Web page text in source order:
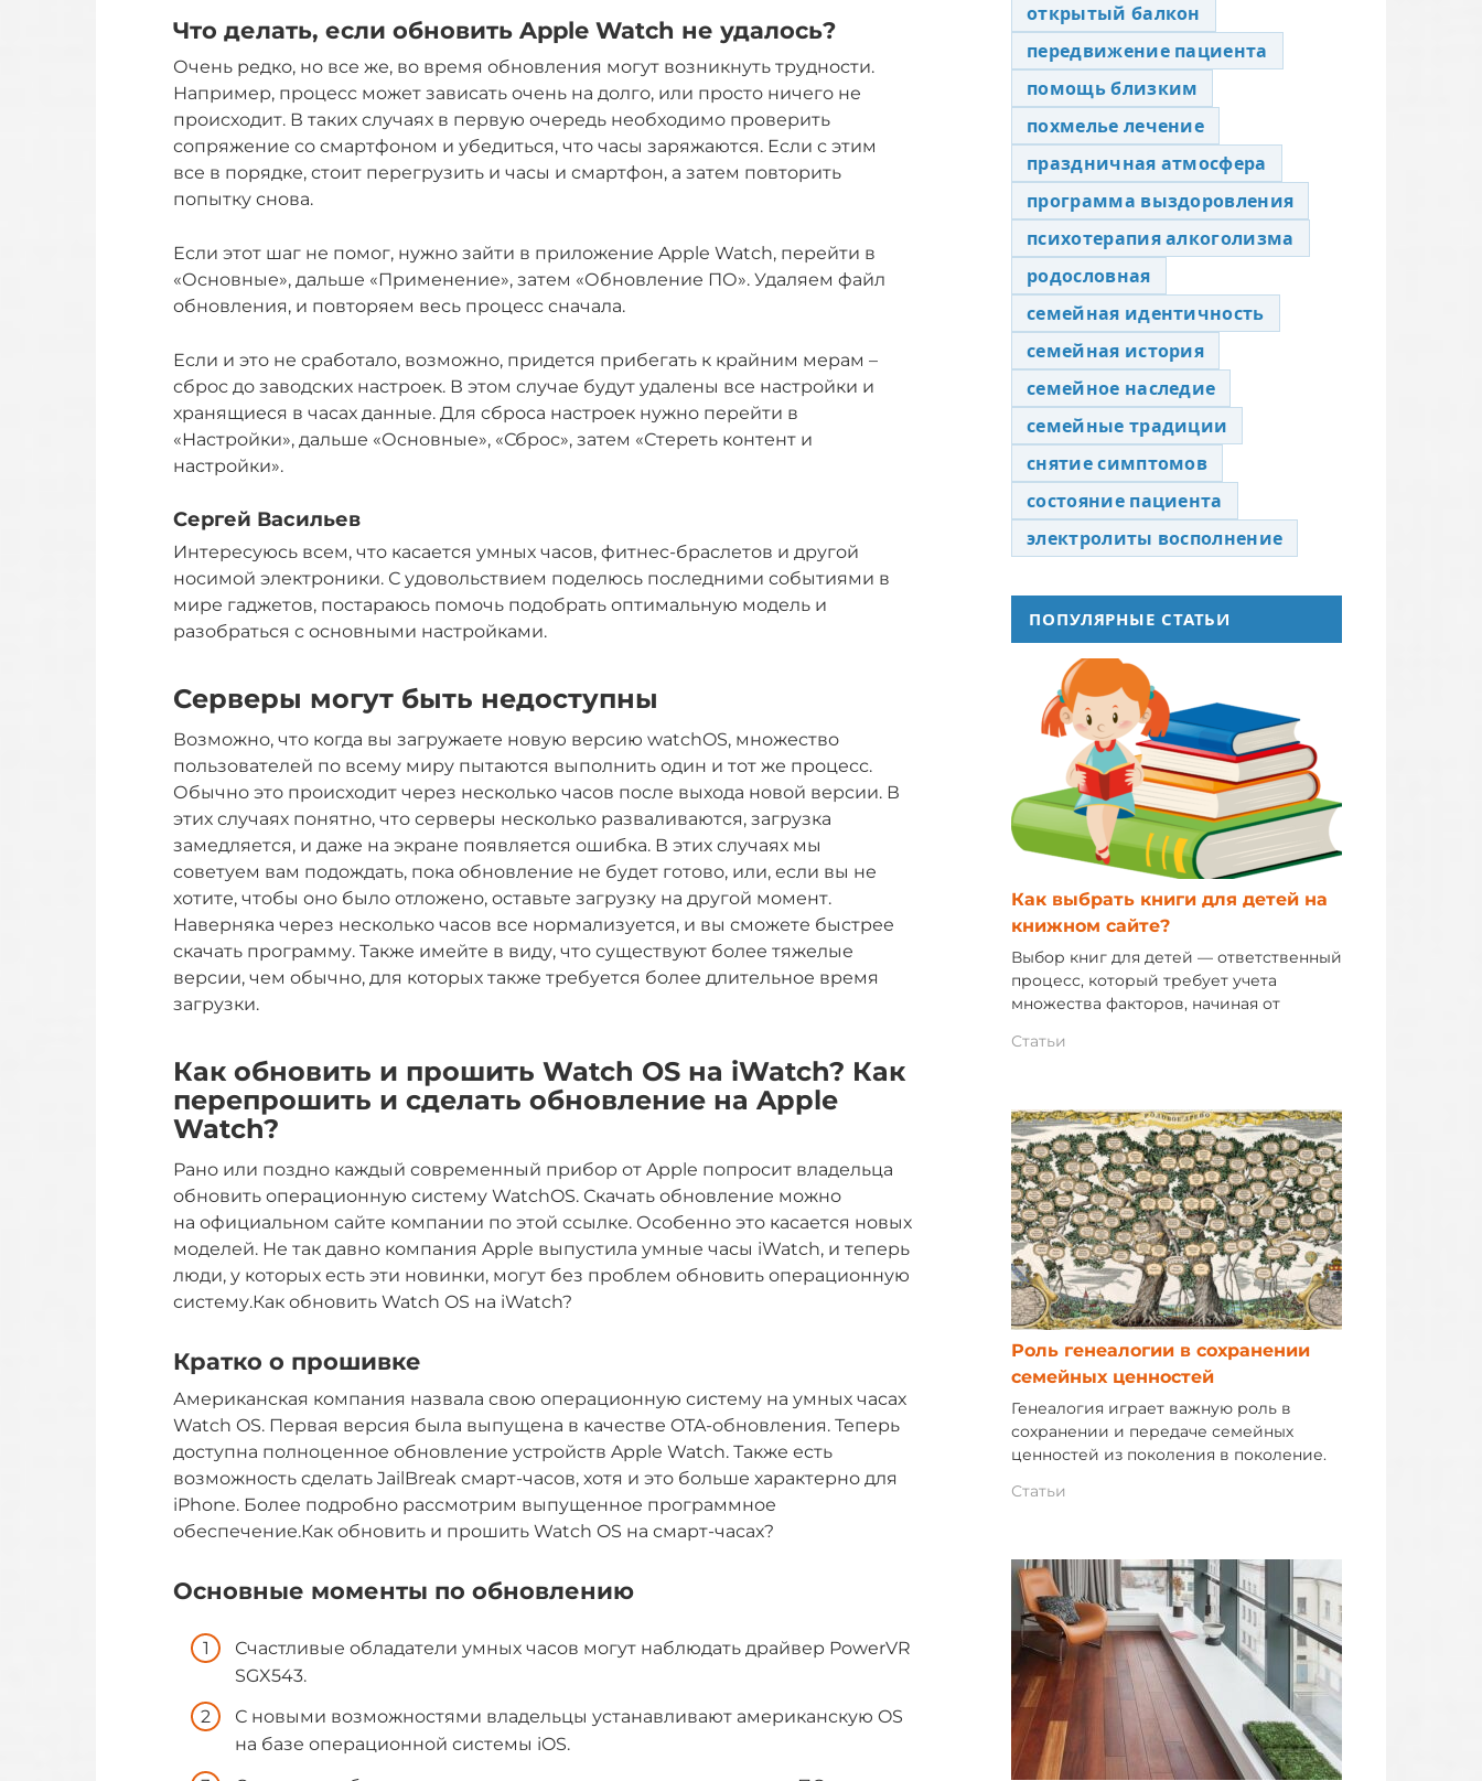
Что делать, если обновить Apple Watch не удалось?
Очень редко, но все же, во время обновления могут возникнуть трудности.
Например, процесс может зависать очень на долго, или просто ничего не
происходит. В таких случаях в первую очередь необходимо проверить
сопряжение со смартфоном и убедиться, что часы заряжаются. Если с этим
все в порядке, стоит перегрузить и часы и смартфон, а затем повторить
попытку снова.
Если этот шаг не помог, нужно зайти в приложение Apple Watch, перейти в
«Основные», дальше «Применение», затем «Обновление ПО». Удаляем файл
обновления, и повторяем весь процесс сначала.
Если и это не сработало, возможно, придется прибегать к крайним мерам –
сброс до заводских настроек. В этом случае будут удалены все настройки и
хранящиеся в часах данные. Для сброса настроек нужно перейти в
«Настройки», дальше «Основные», «Сброс», затем «Стереть контент и
настройки».
Сергей Васильев
Интересуюсь всем, что касается умных часов, фитнес-браслетов и другой
носимой электроники. С удовольствием поделюсь последними событиями в
мире гаджетов, постараюсь помочь подобрать оптимальную модель и
разобраться с основными настройками.
Серверы могут быть недоступны
Возможно, что когда вы загружаете новую версию watchOS, множество
пользователей по всему миру пытаются выполнить один и тот же процесс.
Обычно это происходит через несколько часов после выхода новой версии. В
этих случаях понятно, что серверы несколько разваливаются, загрузка
замедляется, и даже на экране появляется ошибка. В этих случаях мы
советуем вам подождать, пока обновление не будет готово, или, если вы не
хотите, чтобы оно было отложено, оставьте загрузку на другой момент.
Наверняка через несколько часов все нормализуется, и вы сможете быстрее
скачать программу. Также имейте в виду, что существуют более тяжелые
версии, чем обычно, для которых также требуется более длительное время
загрузки.
Как обновить и прошить Watch OS на iWatch? Как
перепрошить и сделать обновление на Apple
Watch?
Рано или поздно каждый современный прибор от Apple попросит владельца
обновить операционную систему WatchOS. Скачать обновление можно
на официальном сайте компании по этой ссылке. Особенно это касается новых
моделей. Не так давно компания Apple выпустила умные часы iWatch, и теперь
люди, у которых есть эти новинки, могут без проблем обновить операционную
систему.Как обновить Watch OS на iWatch?
Кратко о прошивке
Американская компания назвала свою операционную систему на умных часах
Watch OS. Первая версия была выпущена в качестве OTA-обновления. Теперь
доступна полноценное обновление устройств Apple Watch. Также есть
возможность сделать JailBreak смарт-часов, хотя и это больше характерно для
iPhone. Более подробно рассмотрим выпущенное программное
обеспечение.Как обновить и прошить Watch OS на смарт-часах?
Основные моменты по обновлению
Счастливые обладатели умных часов могут наблюдать драйвер PowerVR
SGX543.
С новыми возможностями владельцы устанавливают американскую OS
на базе операционной системы iOS.
открытый балкон
передвижение пациента
помощь близким
похмелье лечение
праздничная атмосфера
программа выздоровления
психотерапия алкоголизма
родословная
семейная идентичность
семейная история
семейное наследие
семейные традиции
снятие симптомов
состояние пациента
электролиты восполнение
ПОПУЛЯРНЫЕ СТАТЬИ
Как выбрать книги для детей на
книжном сайте?
Выбор книг для детей — ответственный
процесс, который требует учета
множества факторов, начиная от
Статьи
Роль генеалогии в сохранении
семейных ценностей
Генеалогия играет важную роль в
сохранении и передаче семейных
ценностей из поколения в поколение.
Статьи